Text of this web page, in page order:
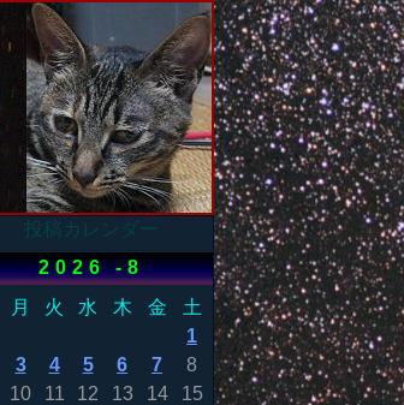
投稿カレンダー
2026 -8
月 火 水 木 金
土
1
3 4 5 6 7
8
10 11 12 13 14
15